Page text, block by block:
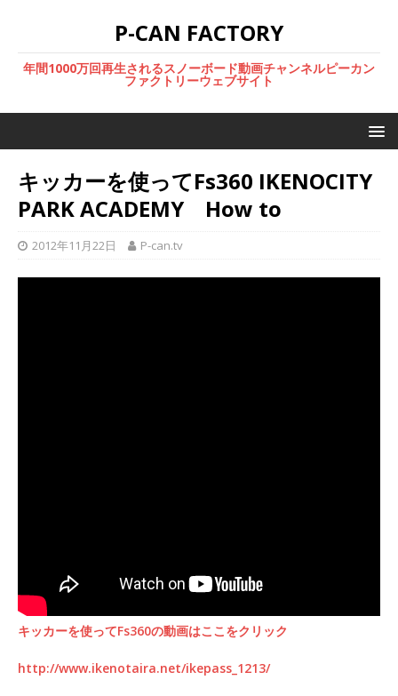
P-CAN FACTORY
年間1000万回再生されるスノーボード動画チャンネルピーカン
ファクトリーウェブサイト
キッカーを使ってFs360 IKENOCITY
PARK ACADEMY How to
2012年11月22日 P-can.tv
キッカーを使ってFs360の動画はここをクリック
http://www.ikenotaira.net/ikepass_1213/